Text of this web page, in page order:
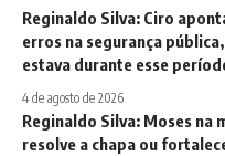
Reginaldo Silva: Ciro
erros na segurança
estava durante esse
4 de agosto de 2026
Reginaldo Silva: Moses na
resolve a chapa ou